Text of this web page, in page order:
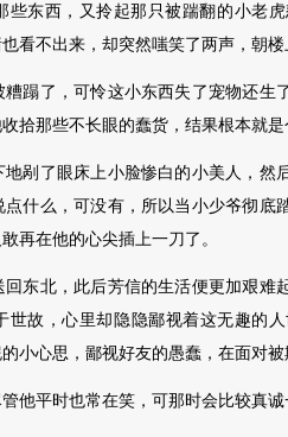
东西，又拎起那只被踹翻的小老虎
看不出来，却突然嗤笑了两声，朝楼
了，可怜这小东西失了宠物还生
拾那些不长眼的蠢货，结果根本就是
了眼床上小脸惨白的小美人，然
什么，可没有，所以当小少爷彻底
再在他的心尖插上一刀了。
北，此后芳信的生活便更加艰难
世故，心里却隐隐鄙视着这无趣的
小心思，鄙视好友的愚蠢，在面对
平时也常在笑，可那时会比较真诚